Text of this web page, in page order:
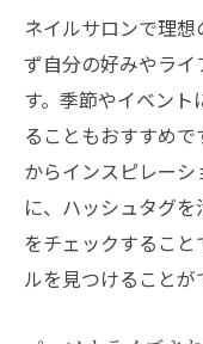
ネイルサロンで理
ず自分の好みやラ
す。季節やイベン
ることもおすすめ
からインスピレー
に、ハッシュタグ
をチェックするこ
ルを見つけることが